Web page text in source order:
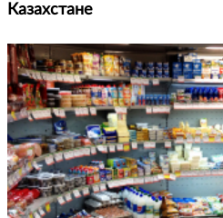
Казахстане